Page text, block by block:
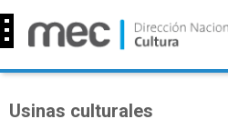
Usinas culturales